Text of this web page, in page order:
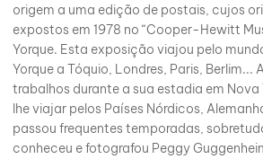
origem a uma edição de postais, cujos
expostos em 1978 no “Cooper-Hewitt
Yorque. Esta exposição viajou pelo
Yorque a Tóquio, Londres, Paris, Berlim...
trabalhos durante a sua estadia em
lhe viajar pelos Países Nórdicos,
passou frequentes temporadas,
conheceu e fotografou Peggy